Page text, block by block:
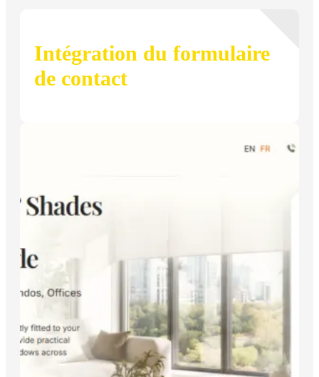
Intégration du formulaire
de contact